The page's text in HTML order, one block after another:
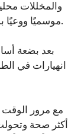
والمخللات
موسميًا ووعيًا بدلاً من تناول الطعام كعادة كما فعل أسلافي.
بعد بضعة
انهيارات في
مع مرور
أكثر صحة